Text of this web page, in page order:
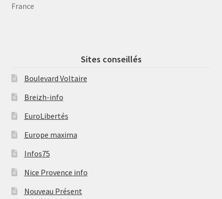
France
Sites conseillés
Boulevard Voltaire
Breizh-info
EuroLibertés
Europe maxima
Infos75
Nice Provence info
Nouveau Présent